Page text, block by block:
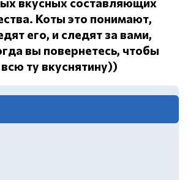
Коты это понимают,
его, и следят за вами,
вы повернетесь, чтобы
ту вкуснятину))